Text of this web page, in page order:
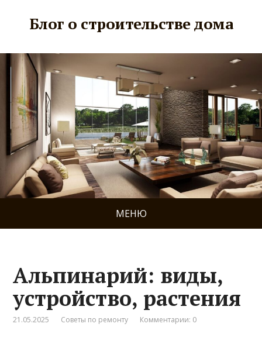
Блог о строительстве дома
МЕНЮ
Альпинарий: виды,
устройство, растения
21.05.2025 Советы по ремонту Комментарии: 0